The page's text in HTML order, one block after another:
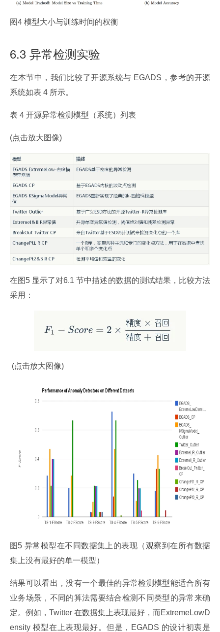
图4 模型大小与训练时间的权衡
6.3 异常检测实验
在本节中，我们比较了开源系统与 EGADS，参考的开源
系统如表 4 所示。
表 4 开源异常检测模型（系统）列表
(点击放大图像)
在图5 显示了对6.1 节中描述的数据的测试结果，比较方法
采用：
(点击放大图像)
图5 异常模型在不同数据集上的表现（观察到在所有数据
集上没有最好的单一模型）
结果可以看出，没有一个最佳的异常检测模型能适合所有
业务场景，不同的算法需要结合检测不同类型的异常来确
定。例如，Twitter 在数据集上表现最好，而ExtremeLowD
ensity 模型在上表现最好。但是，EGADS 的设计初衷是